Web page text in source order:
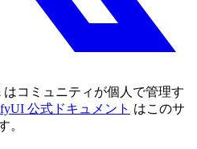
はコミュニティが個人で管理す
公式ドキュメント はこのサ
。